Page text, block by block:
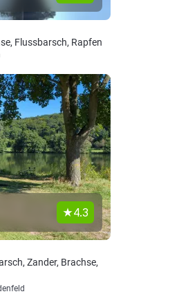
Flussbarsch, Rapfen
4.3
Zander, Brachse,